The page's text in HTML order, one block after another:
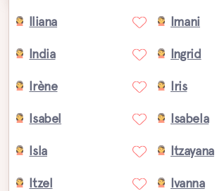
Iliana Imani
India Ingrid
Irène Iris
Isabel Isabela
Isla Itzayana
Itzel Ivanna